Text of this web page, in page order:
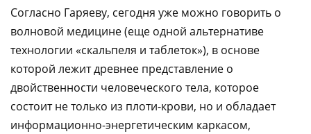
Согласно Гаряеву, сегодня уже можно говорить о
волновой медицине (еще одной альтернативе
технологии «скальпеля и таблеток»), в основе
которой лежит древнее представление о
двойственности человеческого тела, которое
состоит не только из плоти-крови, но и обладает
информационно-энергетическим каркасом,